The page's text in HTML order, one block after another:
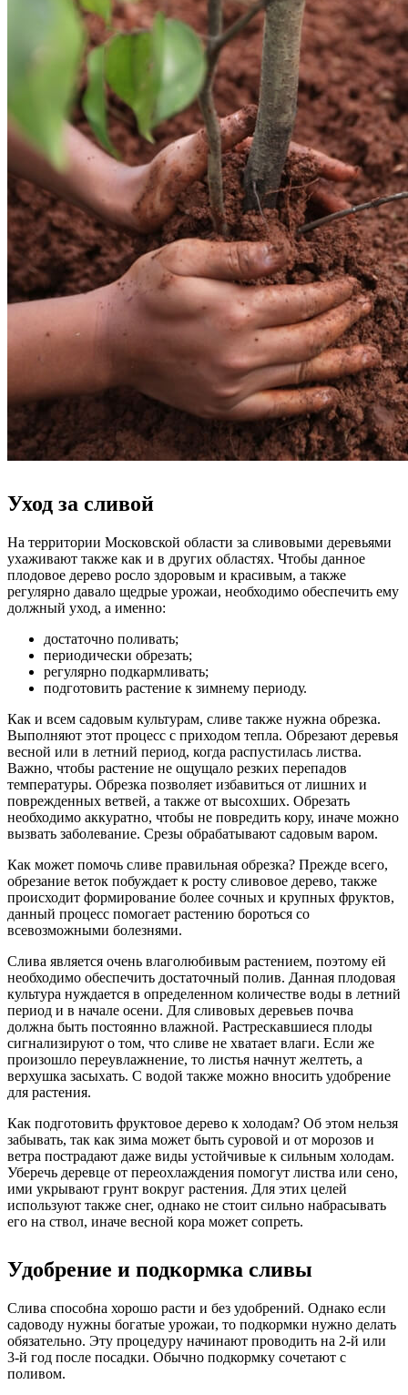
Уход за сливой
На территории Московской области за сливовыми деревьями
ухаживают также как и в других областях. Чтобы данное
плодовое дерево росло здоровым и красивым, а также
регулярно давало щедрые урожаи, необходимо обеспечить ему
должный уход, а именно:
достаточно поливать;
периодически обрезать;
регулярно подкармливать;
подготовить растение к зимнему периоду.
Как и всем садовым культурам, сливе также нужна обрезка.
Выполняют этот процесс с приходом тепла. Обрезают деревья
весной или в летний период, когда распустилась листва.
Важно, чтобы растение не ощущало резких перепадов
температуры. Обрезка позволяет избавиться от лишних и
поврежденных ветвей, а также от высохших. Обрезать
необходимо аккуратно, чтобы не повредить кору, иначе можно
вызвать заболевание. Срезы обрабатывают садовым варом.
Как может помочь сливе правильная обрезка? Прежде всего,
обрезание веток побуждает к росту сливовое дерево, также
происходит формирование более сочных и крупных фруктов,
данный процесс помогает растению бороться со
всевозможными болезнями.
Слива является очень влаголюбивым растением, поэтому ей
необходимо обеспечить достаточный полив. Данная плодовая
культура нуждается в определенном количестве воды в летний
период и в начале осени. Для сливовых деревьев почва
должна быть постоянно влажной. Растрескавшиеся плоды
сигнализируют о том, что сливе не хватает влаги. Если же
произошло переувлажнение, то листья начнут желтеть, а
верхушка засыхать. С водой также можно вносить удобрение
для растения.
Как подготовить фруктовое дерево к холодам? Об этом нельзя
забывать, так как зима может быть суровой и от морозов и
ветра пострадают даже виды устойчивые к сильным холодам.
Уберечь деревце от переохлаждения помогут листва или сено,
ими укрывают грунт вокруг растения. Для этих целей
используют также снег, однако не стоит сильно набрасывать
его на ствол, иначе весной кора может сопреть.
Удобрение и подкормка сливы
Слива способна хорошо расти и без удобрений. Однако если
садоводу нужны богатые урожаи, то подкормки нужно делать
обязательно. Эту процедуру начинают проводить на 2-й или
3-й год после посадки. Обычно подкормку сочетают с
поливом.